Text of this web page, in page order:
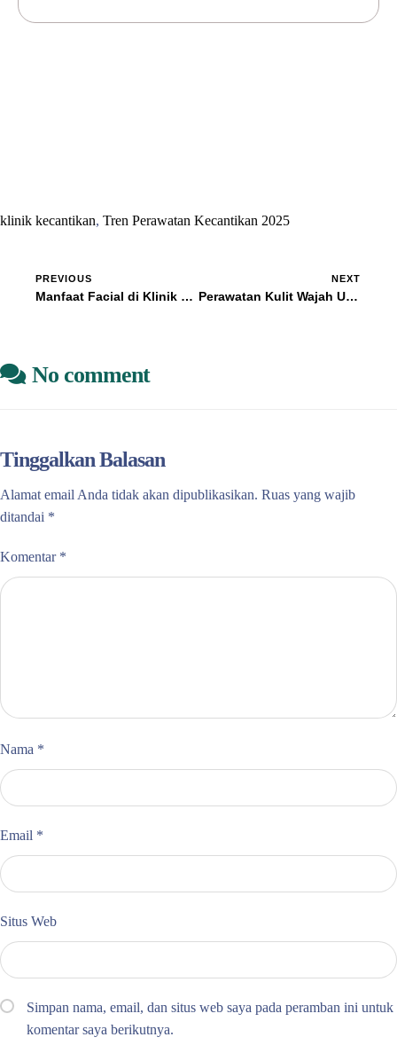
klinik kecantikan, Tren Perawatan Kecantikan 2025
PREVIOUS
Manfaat Facial di Klinik Kecantikan: Apakah Worth It?
NEXT
Perawatan Kulit Wajah Usia 30-an: Rahasia Tetap Awet Muda
No comment
Tinggalkan Balasan
Alamat email Anda tidak akan dipublikasikan. Ruas yang wajib
ditandai *
Komentar *
Nama *
Email *
Situs Web
Simpan nama, email, dan situs web saya pada peramban ini untuk
komentar saya berikutnya.